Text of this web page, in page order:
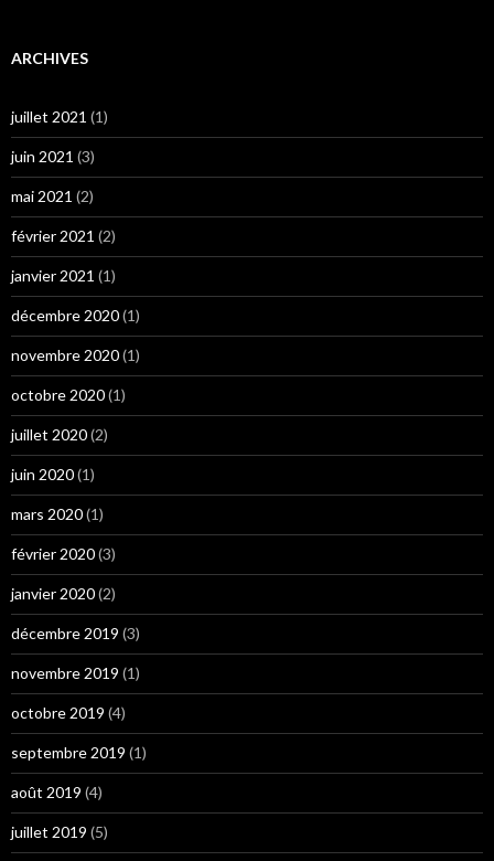
ARCHIVES
juillet 2021 (1)
juin 2021 (3)
mai 2021 (2)
février 2021 (2)
janvier 2021 (1)
décembre 2020(1)
novembre 2020(1)
octobre 2020(1)
juillet 2020(2)
juin 2020(1)
mars 2020(1)
février 2020(3)
janvier 2020(2)
décembre 2019 (3)
novembre 2019 (1)
octobre 2019 (4)
septembre 2019 (1)
août 2019 (4)
juillet 2019 (5)